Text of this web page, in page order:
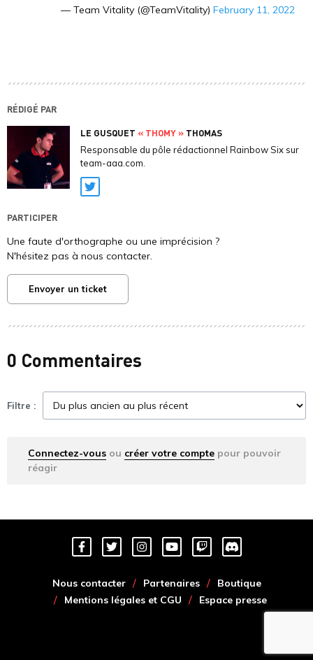
— Team Vitality (@TeamVitality) February 11, 2022
RÉDIGÉ PAR
LE GUSQUET « THOMY » THOMAS
Responsable du pôle rédactionnel Rainbow Six sur
team-aaa.com.
Twitter
PARTICIPER
Une faute d'orthographe ou une imprécision ?
N'hésitez pas à nous contacter.
Envoyer un ticket
0 Commentaires
Filtre :
Connectez-vous ou créer votre compte pour pouvoir
réagir
Nous contacter Partenaires
Boutique
Mentions légales et CGU
Espace presse